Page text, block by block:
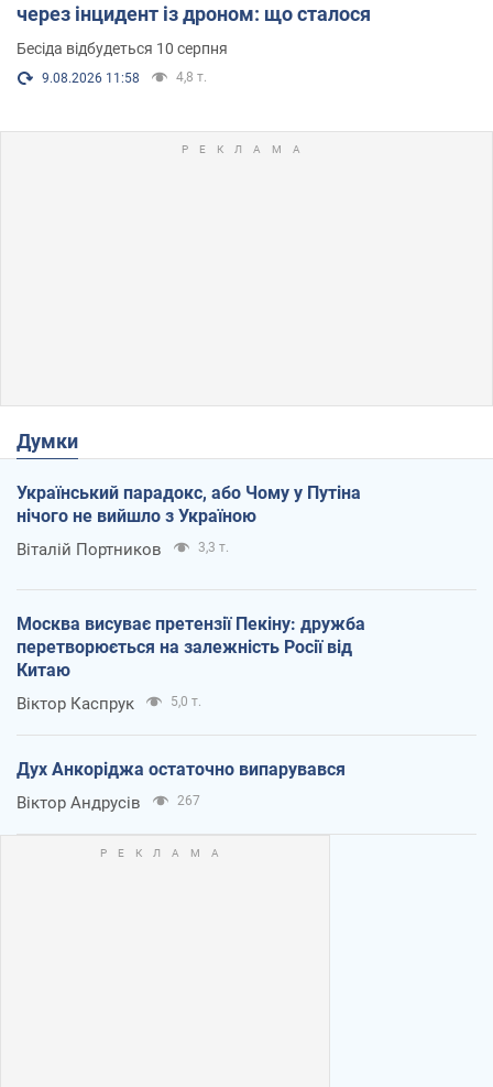
через інцидент із дроном: що сталося
Бесіда відбудеться 10 серпня
9.08.2026 11:58 4,8 т.
Думки
Український парадокс, або Чому у Путіна
нічого не вийшло з Україною
Віталій Портников 3,3 т.
Москва висуває претензії Пекіну: дружба
перетворюється на залежність Росії від
Китаю
Віктор Каспрук 5,0 т.
Дух Анкоріджа остаточно випарувався
Віктор Андрусів 267